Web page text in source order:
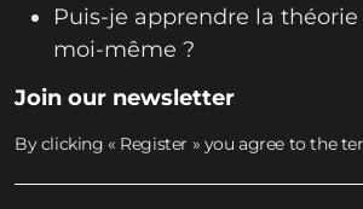
Puis-je apprendre la
moi-même ?
Join our newsletter
By clicking « Register » you agree to the